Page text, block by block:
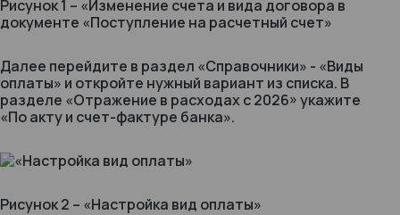
Рисунок 1 – «Изменение счета и вида договора в
документе «Поступление на расчетный счет»
Далее перейдите в раздел «Справочники» - «Виды
оплаты» и откройте нужный вариант из списка. В
разделе «Отражение в расходах с 2026» укажите
«По акту и счет-фактуре банка».
Рисунок 2 – «Настройка вид оплаты»